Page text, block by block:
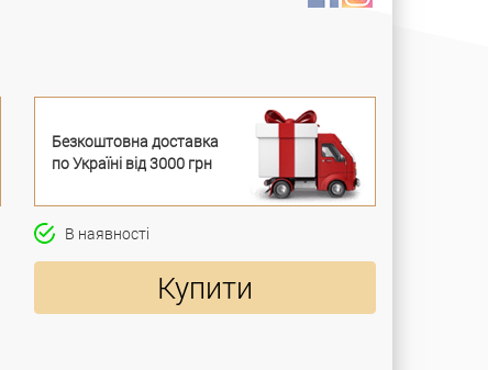
Безкоштовна доставка
по Україні від 3000 грн
В наявності
Купити